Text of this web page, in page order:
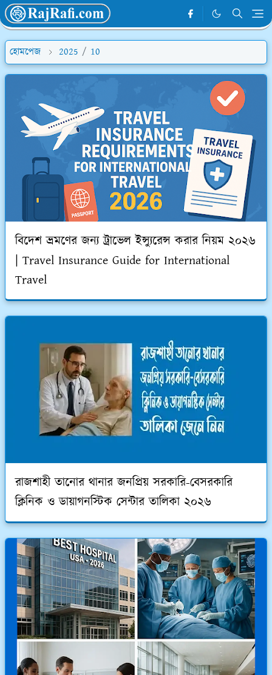
হোমপেজ 2025 / 10
বিদেশ ভ্রমণের জন্য ট্রাভেল ইন্স্যুরেন্স করার নিয়ম ২০২৬
| Travel Insurance Guide for International
Travel
রাজশাহী তানোর থানার জনপ্রিয় সরকারি-বেসরকারি
ক্লিনিক ও ডায়াগনস্টিক সেন্টার তালিকা ২০২৬